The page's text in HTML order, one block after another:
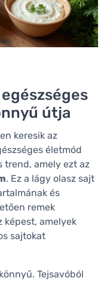
útja
keresik az
életmód
trend, amely ezt az
. Ez a lágy olasz sajt
és
remek
képest, amelyek
sajtokat
Tejsavóból